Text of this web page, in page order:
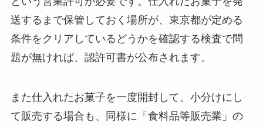
送するまで保管しておく場所が、東京都が定める
条件をクリアしているどうかを確認する検査で問
題が無ければ、認許可書が公布されます。
また仕入れたお菓子を一度開封して、小分けにし
て販売する場合も、同様に「食料品等販売業」の